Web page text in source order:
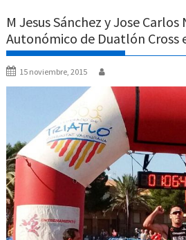
M Jesus Sánchez y Jose
Autonómico de Duatlón Cross
15 noviembre, 2015